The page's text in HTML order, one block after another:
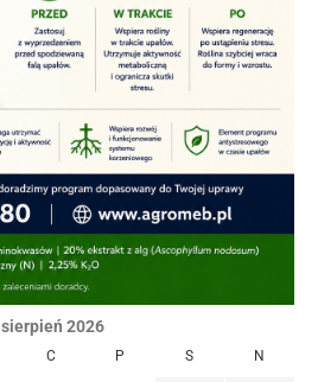
sierpień 2026
C P S N